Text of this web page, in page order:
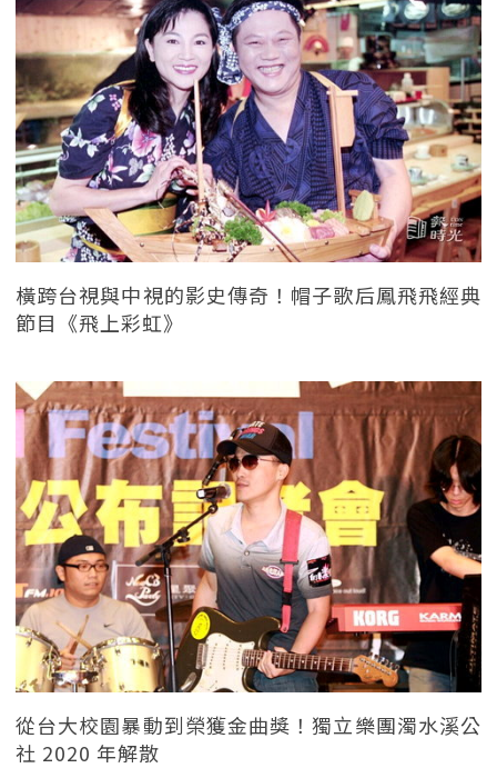
橫跨台視與中視的影史傳奇！帽子歌后鳳飛飛經典
節目《飛上彩虹》
從台大校園暴動到榮獲金曲獎！獨立樂團濁水溪公
社 2020 年解散